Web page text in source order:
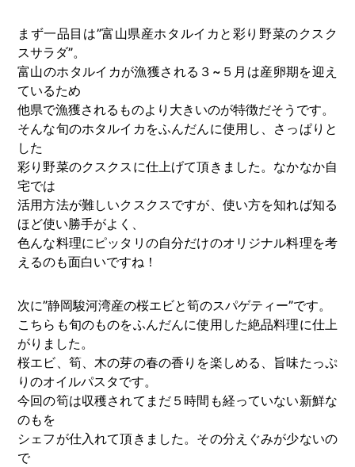
まず一品目は”富山県産ホタルイカと彩り野菜のクスク
スサラダ”。
富山のホタルイカが漁獲される３~５月は産卵期を迎え
ているため
他県で漁獲されるものより大きいのが特徴だそうです。
そんな旬のホタルイカをふんだんに使用し、さっぱりと
した
彩り野菜のクスクスに仕上げて頂きました。なかなか自
宅では
活用方法が難しいクスクスですが、使い方を知れば知る
ほど使い勝手がよく、
色んな料理にピッタリの自分だけのオリジナル料理を考
えるのも面白いですね！
次に”静岡駿河湾産の桜エビと筍のスパゲティー”です。
こちらも旬のものをふんだんに使用した絶品料理に仕上
がりました。
桜エビ、筍、木の芽の春の香りを楽しめる、旨味たっぷ
りのオイルパスタです。
今回の筍は収穫されてまだ５時間も経っていない新鮮な
のもを
シェフが仕入れて頂きました。その分えぐみが少ないの
で